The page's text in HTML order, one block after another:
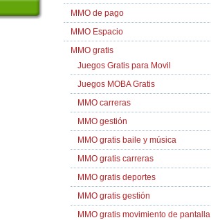
MMO de pago
MMO Espacio
MMO gratis
Juegos Gratis para Movil
Juegos MOBA Gratis
MMO carreras
MMO gestión
MMO gratis baile y música
MMO gratis carreras
MMO gratis deportes
MMO gratis gestión
MMO gratis movimiento de pantalla